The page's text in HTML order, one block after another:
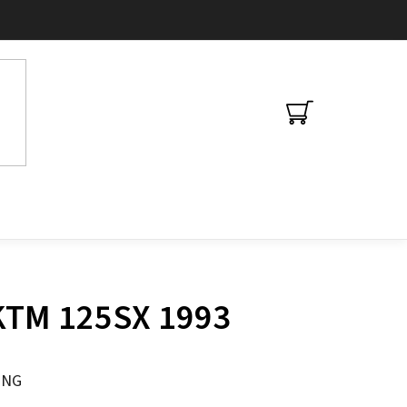
NÁKUPNÍ
125SX 1993